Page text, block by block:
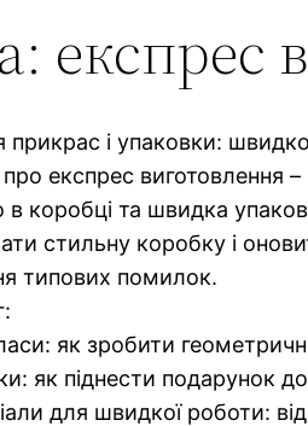
експрес
прикрас і упаковки:
про експрес виготовлення
в коробці та швидка
стильну коробку і
типових помилок.
як зробити
як піднести подарунок
для швидкої роботи: